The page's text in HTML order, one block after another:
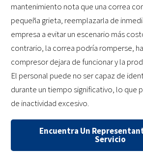
mantenimiento nota que una correa
pequeña grieta, reemplazarla de
empresa a evitar un escenario más
contrario, la correa podría romperse,
compresor dejara de funcionar y la
El personal puede no ser capaz de
durante un tiempo significativo, lo que
de inactividad excesivo.
Encuentra Un
Servicio